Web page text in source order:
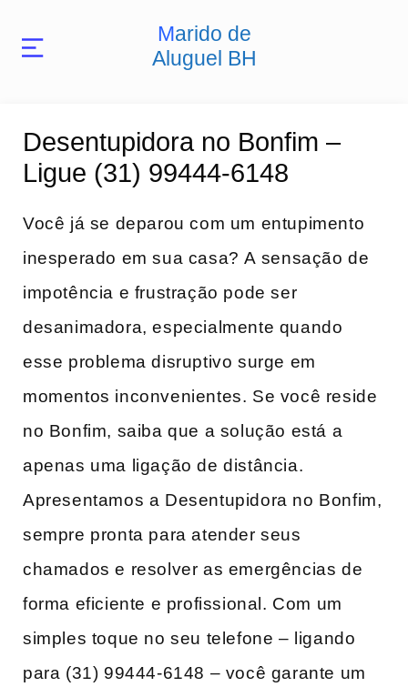
Marido de
Aluguel BH
Desentupidora no Bonfim –
Ligue (31) 99444-6148
Você ​já se‍ deparou com um​ entupimento‌
inesperado em sua casa? ⁣A ⁢sensação de​
impotência e frustração pode ser
desanimadora, especialmente quando‌
esse problema disruptivo surge em‌
momentos inconvenientes. Se​ você reside
‌no Bonfim, saiba que a solução está a
apenas uma ligação de distância.
Apresentamos a Desentupidora no Bonfim,
sempre pronta ‌para atender‌ seus
chamados e ​resolver as ‍emergências de⁤
forma eficiente e profissional. Com um
simples toque no seu ‌telefone – ligando
para (31) 99444-6148 – você garante um